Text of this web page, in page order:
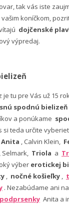
tak vás iste
vašim koníčkom,
dojčenské
výpredaj.
tu pre Vás už 15
spodnú bielizeň
a ponúkame
si teda určite
Anita , Calvin Klein,
, Selmark, Triola a
výber erotickej
, nočné košieľky ,
. Nezabúdame ani
Anita a